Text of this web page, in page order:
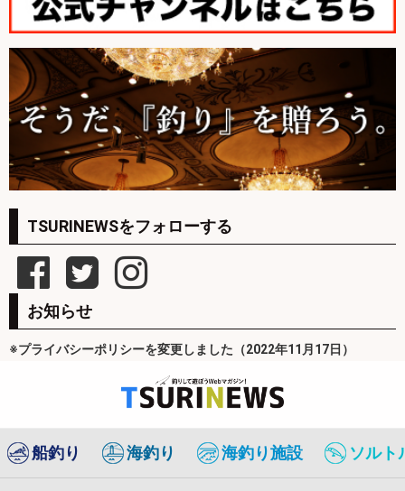
TSURINEWSをフォローする
お知らせ
※プライバシーポリシーを変更しました（2022年11月17日）
船釣り 海釣り 海釣り施設 ソルト